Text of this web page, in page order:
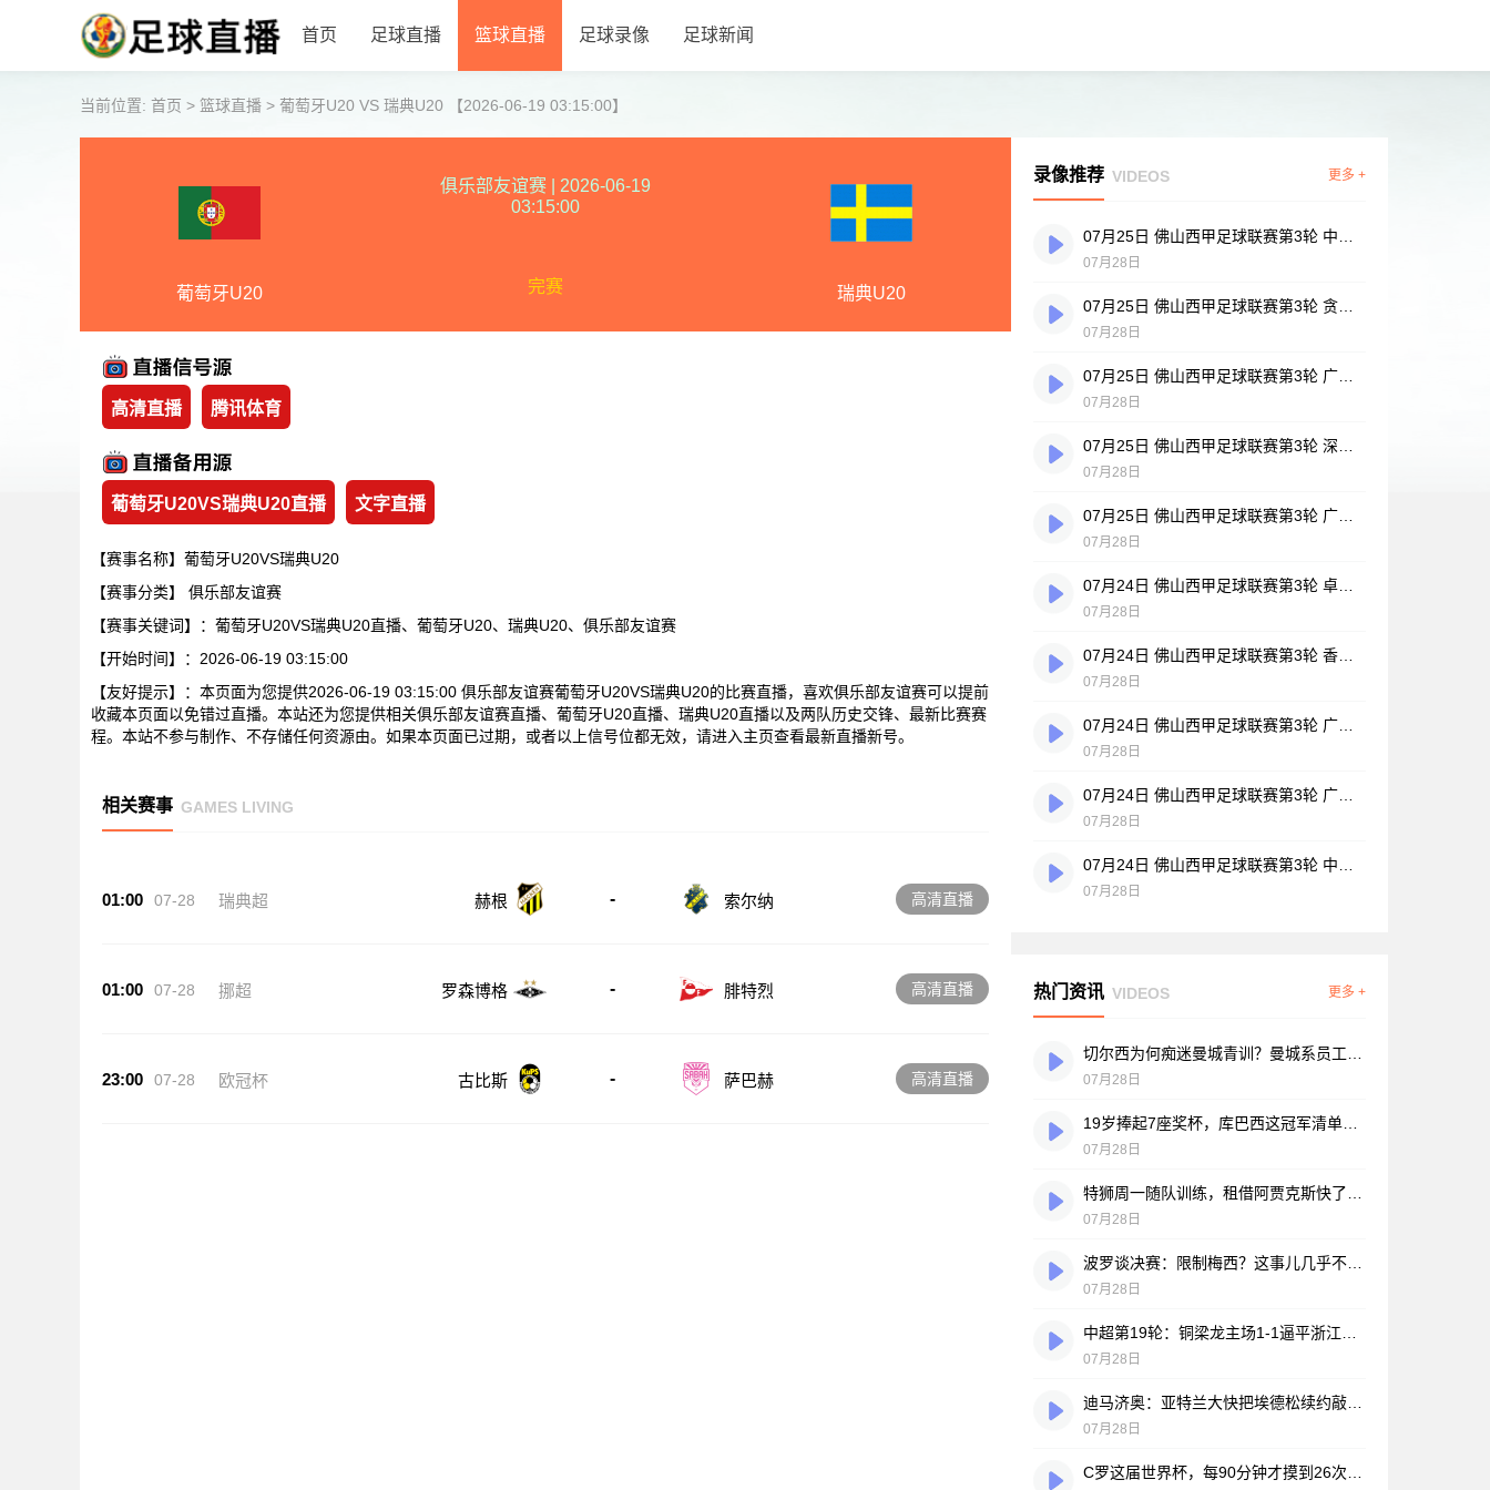
首页 足球直播 篮球直播 足球录像 足球新闻
当前位置: 首页 > 篮球直播 > 葡萄牙U20 VS 瑞典U20 【2026-06-19 03:15:00】
葡萄牙U20
俱乐部友谊赛
2026-06-19
03:15:00
完赛 瑞典U20
高清直播 腾讯体育
葡萄牙U20VS瑞典U20直播 文字直播
【赛事名称】葡萄牙U20VS瑞典U20
【赛事分类】 俱乐部友谊赛
【赛事关键词】：葡萄牙U20VS瑞典U20直播、葡萄牙U20、瑞典U20、俱乐部友谊赛
【开始时间】：2026-06-19 03:15:00
【友好提示】：本页面为您提供2026-06-19 03:15:00 俱乐部友谊赛葡萄牙U20VS瑞典U20的比赛直播，喜欢俱乐部友谊赛可以提前
收藏本页面以免错过直播。本站还为您提供相关俱乐部友谊赛直播、葡萄牙U20直播、瑞典U20直播以及两队历史交锋、最新比赛赛
程。本站不参与制作、不存储任何资源由。如果本页面已过期，或者以上信号位都无效，请进入主页查看最新直播新号。
相关赛事 GAMES LIVING
01:00 07-28 瑞典超 赫根 - 索尔纳 高清直播
01:00 07-28 挪超 罗森博格 - 腓特烈 高清直播
23:00 07-28 欧冠杯 古比斯 - 萨巴赫 高清直播
录像推荐 VIDEOS 更多 +
07月28日
07月28日
07月28日
07月28日
07月28日
07月28日
07月28日
07月28日
07月28日
07月28日
热门资讯 VIDEOS 更多 +
07月28日
07月28日
07月28日
07月28日
07月28日
07月28日